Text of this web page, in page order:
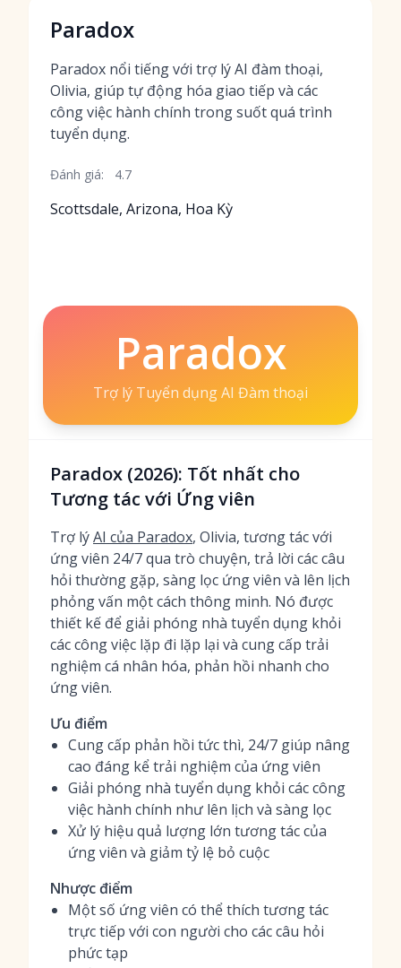
Paradox
Paradox nổi tiếng với trợ lý AI đàm thoại,
Olivia, giúp tự động hóa giao tiếp và các
công việc hành chính trong suốt quá trình
tuyển dụng.
Đánh giá: 4.7
Scottsdale, Arizona, Hoa Kỳ
Paradox
Trợ lý Tuyển dụng AI Đàm thoại
Paradox (2026): Tốt nhất cho
Tương tác với Ứng viên
Trợ lýAI của Paradox, Olivia, tương tác với
ứng viên 24/7 qua trò chuyện, trả lời các câu
hỏi thường gặp, sàng lọc ứng viên và lên lịch
phỏng vấn một cách thông minh. Nó được
thiết kế để giải phóng nhà tuyển dụng khỏi
các công việc lặp đi lặp lại và cung cấp trải
nghiệm cá nhân hóa, phản hồi nhanh cho
ứng viên.
Ưu điểm
Cung cấp phản hồi tức thì, 24/7 giúp nâng
cao đáng kể trải nghiệm của ứng viên
Giải phóng nhà tuyển dụng khỏi các công
việc hành chính như lên lịch và sàng lọc
Xử lý hiệu quả lượng lớn tương tác của
ứng viên và giảm tỷ lệ bỏ cuộc
Nhược điểm
Một số ứng viên có thể thích tương tác
trực tiếp với con người cho các câu hỏi
phức tạp